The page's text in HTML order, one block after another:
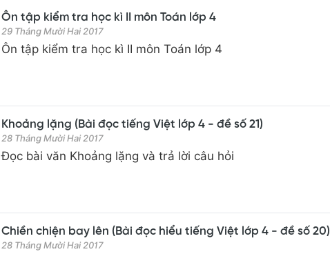
Ôn tập kiểm tra học kì II môn Toán lớp 4
29 Tháng Mười Hai 2017
Ôn tập kiểm tra học kì II môn Toán lớp 4
Khoảng lặng (Bài đọc tiếng Việt lớp 4 - đề số 21)
28 Tháng Mười Hai 2017
Đọc bài văn Khoảng lặng và trả lời câu hỏi
Chiền chiện bay lên (Bài đọc hiểu tiếng Việt lớp 4 - đề số 20)
28 Tháng Mười Hai 2017